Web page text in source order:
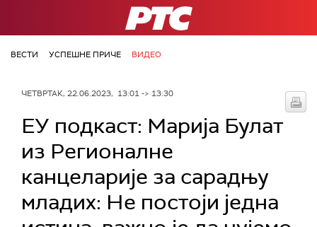
РТС
ВЕСТИ УСПЕШНЕ ПРИЧЕ ВИДЕО
ЧЕТВРТАК, 22.06.2023, 13:01 -> 13:30
ЕУ подкаст: Марија Булат
из Регионалне
канцеларије за сарадњу
младих: Не постоји једна